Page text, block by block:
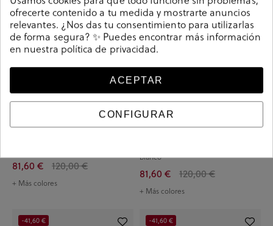
81,60 € 120,00 €
+ Más colores
blanco
81,60 € 120,00 €
+ Más colores
-41,60 € -41,60 €
ofrecerte contenido a tu medida y mostrarte anuncios
relevantes. ¿Nos das tu consentimiento para utilizarlas
de forma segura? ✨ Puedes encontrar más información
en nuestra política de privacidad.
ACEPTAR
CONFIGURAR